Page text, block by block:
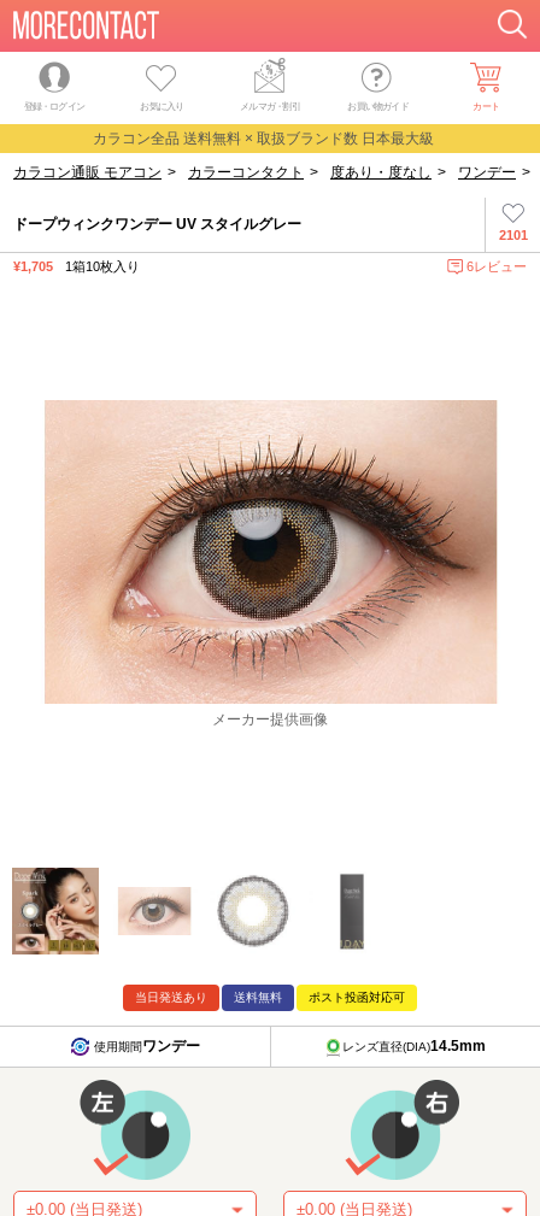
登録・ログイン お気に入り メルマガ・割引 お買い物ガイド カート
カラコン全品 送料無料 × 取扱ブランド数 日本最大級
カラコン通販 モアコン > カラーコンタクト > 度あり・度なし > ワンデー >
2101
ドープウィンクワンデー UV スタイルグレー
¥1,705 1箱10枚入り 6レビュー
メーカー提供画像
当日発送あり 送料無料 ポスト投函対応可
使用期間ワンデー レンズ直径(DIA)14.5mm